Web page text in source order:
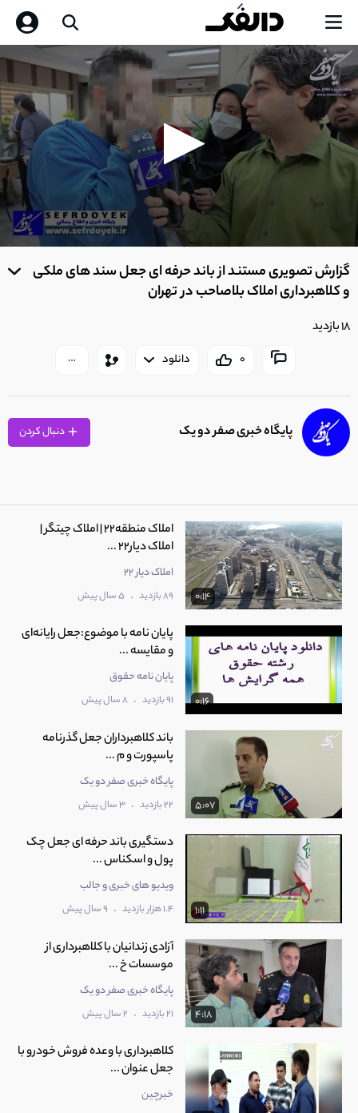
0
of
گزارش تصویری مستند از باند حرفه ای جعل سند های ملکی
و کلاهبرداری املاک بلاصاحب در تهران
18 بازدید
0 دانلود
پایگاه خبری صفر دو یک
0:14
املاک منطقه22 | املاک چیتگر |
املاک دیار22 ...
املاک دیار 22
89 بازدید . 5 سال پیش
0:16
پایان نامه با موضوع:جعل رایانه‌ای
و مقایسه ...
پایان نامه حقوق
91 بازدید . 8 سال پیش
5:07
باند کلاهبرداران جعل گذرنامه
پاسپورت و م ...
پایگاه خبری صفر دو یک
22 بازدید . 3 سال پیش
1:11
دستگیری باند حرفه ای جعل چک
پول‌ و اسکناس ...
ویدیو های خبری و جالب
1.4 هزار بازدید . 9 سال پیش
4:18
آزادی زندانیان با کلاهبرداری از
موسسات خ ...
پایگاه خبری صفر دو یک
21 بازدید . 2 سال پیش
کلاهبرداری با وعده فروش خودرو با
جعل عنوان ...
خبرچین